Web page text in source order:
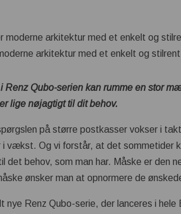
arkitektur med et enkelt og
Renz Qubo-serien kan rumme en stor
lige nøjagtigt til dit behov.
på større postkasser vokser i
i vækst. Og vi forstår, at det
det behov, som man har. Måske er den
ønsker man at opnormere de
nye Renz Qubo-serie, der lanceres i